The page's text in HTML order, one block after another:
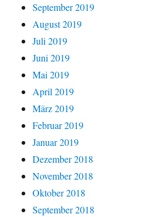
September 2019
August 2019
Juli 2019
Juni 2019
Mai 2019
April 2019
März 2019
Februar 2019
Januar 2019
Dezember 2018
November 2018
Oktober 2018
September 2018